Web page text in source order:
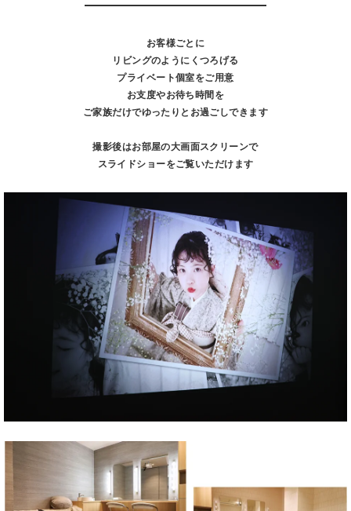
お客様ごとに
リビングのようにくつろげる
プライベート個室をご用意
お支度やお待ち時間を
ご家族だけでゆったりとお過ごしできます
撮影後はお部屋の大画面スクリーンで
スライドショーをご覧いただけます